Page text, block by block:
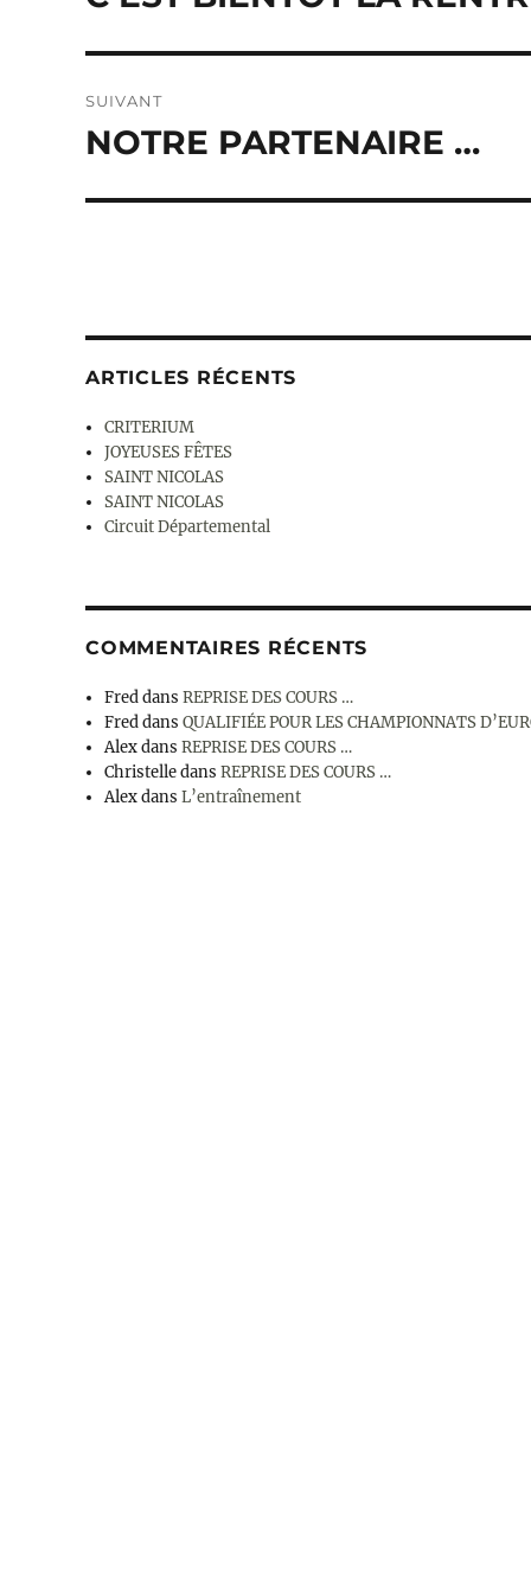
SUIVANT
Publication
NOTRE PARTENAIRE …
ARTICLES RÉCENTS
CRITERIUM
JOYEUSES FÊTES
SAINT NICOLAS
SAINT NICOLAS
Circuit Départemental
COMMENTAIRES RÉCENTS
FreddansREPRISE DES COURS …
FreddansQUALIFIÉE POUR LES CHAMPIONNATS
AlexdansREPRISE DES COURS …
ChristelledansREPRISE DES COURS …
AlexdansL’entraînement